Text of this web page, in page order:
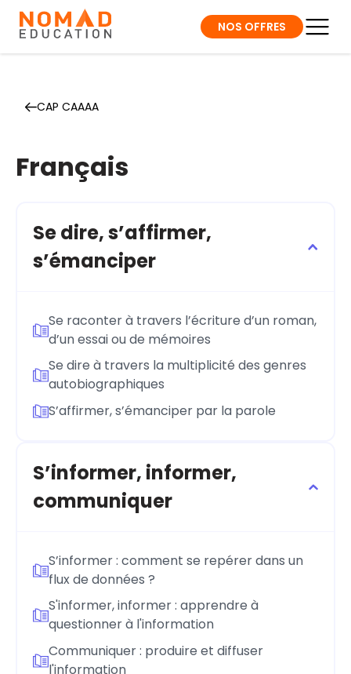
NOS OFFRES
CAP CAAAA
Français
Se dire, s’affirmer,
s’émanciper
Se raconter à travers l’écriture d’un roman,
d’un essai ou de mémoires
Se dire à travers la multiplicité des genres
autobiographiques
S’affirmer, s’émanciper par la parole
S’informer, informer,
communiquer
S’informer : comment se repérer dans un
flux de données ?
S'informer, informer : apprendre à
questionner à l'information
Communiquer : produire et diffuser
l'information